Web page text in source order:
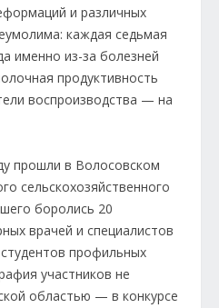
и различных
каждая седьмая
именно из-за болезней
продуктивность
воспроизводства — на
прошли в Волосовском
сельскохозяйственного
боролись 20
врачей и специалистов
профильных
участников не
областью — в конкурсе